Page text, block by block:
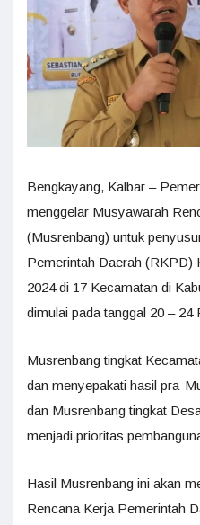
Bengkayang, Kalbar –
menggelar Musyawarah
(Musrenbang) untuk
Pemerintah Daerah (RKPD)
2024 di 17 Kecamatan di
dimulai pada tanggal 20 – 24
Musrenbang tingkat
dan menyepakati hasil pra-
dan Musrenbang tingkat
menjadi prioritas
Hasil Musrenbang ini akan
Rencana Kerja Pemerintah